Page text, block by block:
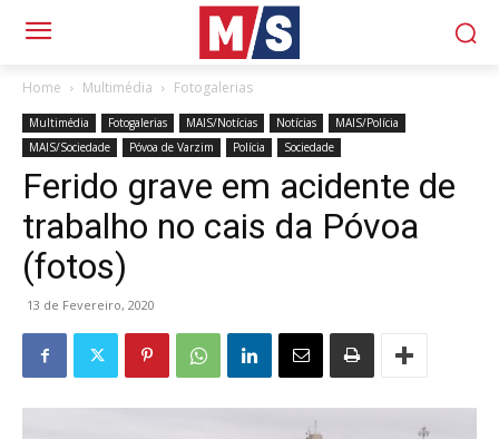
Home Multimédia Fotogalerias
Multimédia Fotogalerias MAIS/Notícias Notícias
MAIS/Polícia
MAIS/Sociedade
Póvoa de Varzim Polícia Sociedade
Ferido grave em acidente de
trabalho no cais da Póvoa
(fotos)
13 de Fevereiro, 2020